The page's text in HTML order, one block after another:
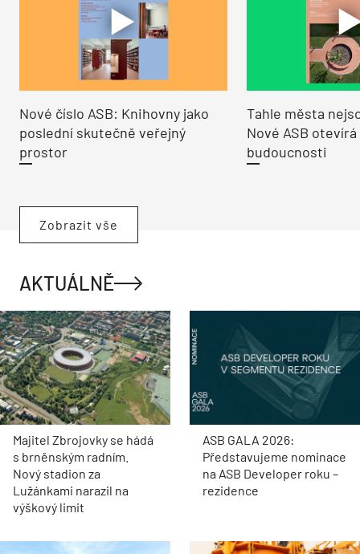
Nové číslo ASB: Knihovny jako
poslední skutečně veřejný
prostor
Tahle města
Nové ASB
budoucnosti
Zobrazit vše
AKTUÁLNĚ
Majitel Zbrojovky se hádá
s brněnským radním.
Nový stadion za
Lužánkami narazil na
výškový limit
ASB GALA 2026:
Představujeme nominace
na ASB Developer roku –
rezidence